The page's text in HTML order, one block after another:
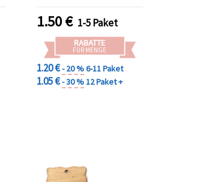
kreative Projekte
1.50€ 1-5 Paket
RABATTE
FÜR MENGE
1.20 €- 20 %6-11 Paket
1.05 €- 30 %12 Paket +